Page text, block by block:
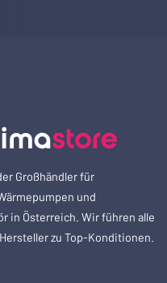
Großhändler für
und
in Österreich. Wir führen alle
zu Top-Konditionen.